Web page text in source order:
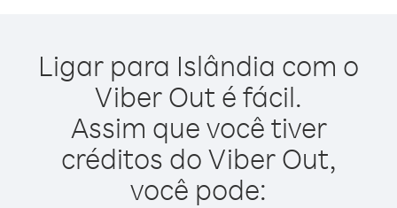
Ligar para Islândia com o
Viber Out é fácil.
Assim que você tiver
créditos do Viber Out,
você pode: